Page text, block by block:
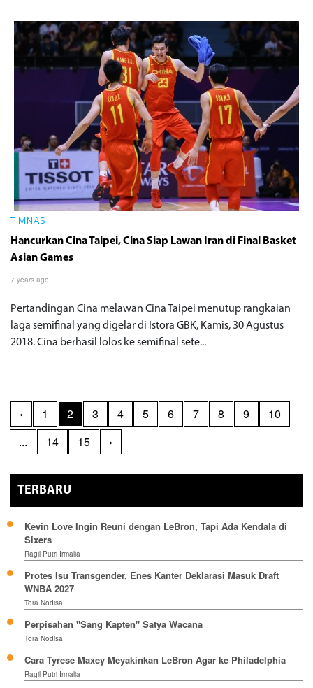
TIMNAS
Hancurkan Cina Taipei, Cina Siap Lawan Iran di Final Basket
Asian Games
7 years ago
Pertandingan Cina melawan Cina Taipei menutup rangkaian
laga semifinal yang digelar di Istora GBK, Kamis, 30 Agustus
2018. Cina berhasil lolos ke semifinal sete...
‹ 1 2 3 4 5 6 7 8 9
10
...
14 15 ›
TERBARU
Kevin Love Ingin Reuni dengan LeBron, Tapi Ada Kendala di
Sixers
Ragil Putri Irmalia
Protes Isu Transgender, Enes Kanter Deklarasi Masuk Draft
WNBA 2027
Tora Nodisa
Perpisahan "Sang Kapten" Satya Wacana
Tora Nodisa
Cara Tyrese Maxey Meyakinkan LeBron Agar ke Philadelphia
Ragil Putri Irmalia